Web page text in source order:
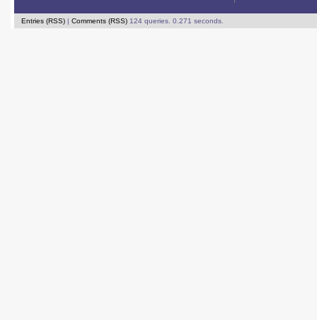
Entries (RSS) | Comments (RSS) 124 queries. 0.271 seconds.